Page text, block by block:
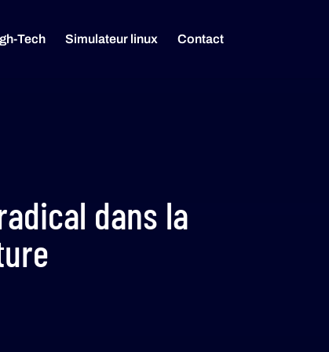
Tech Simulateur linux Contact
dans la